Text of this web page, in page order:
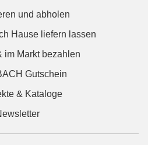
und abholen
Hause liefern lassen
im Markt bezahlen
Gutschein
& Kataloge